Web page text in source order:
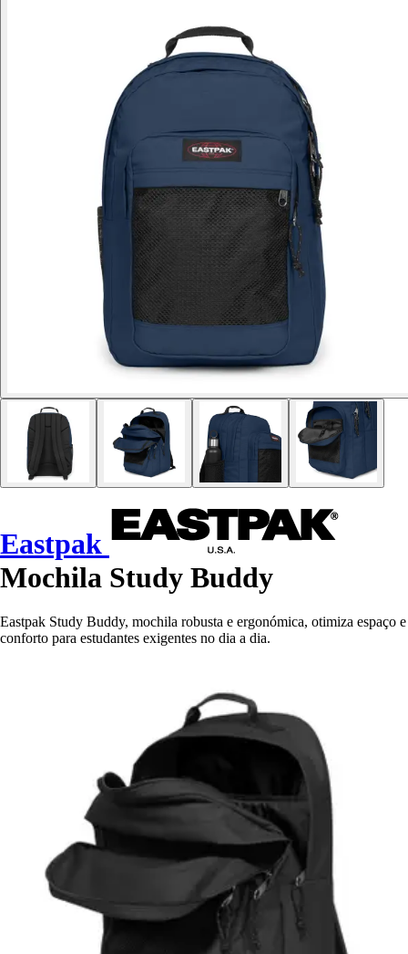
Eastpak
Mochila Study Buddy
Eastpak Study Buddy, mochila robusta e ergonómica, otimiza espaço e
conforto para estudantes exigentes no dia a dia.